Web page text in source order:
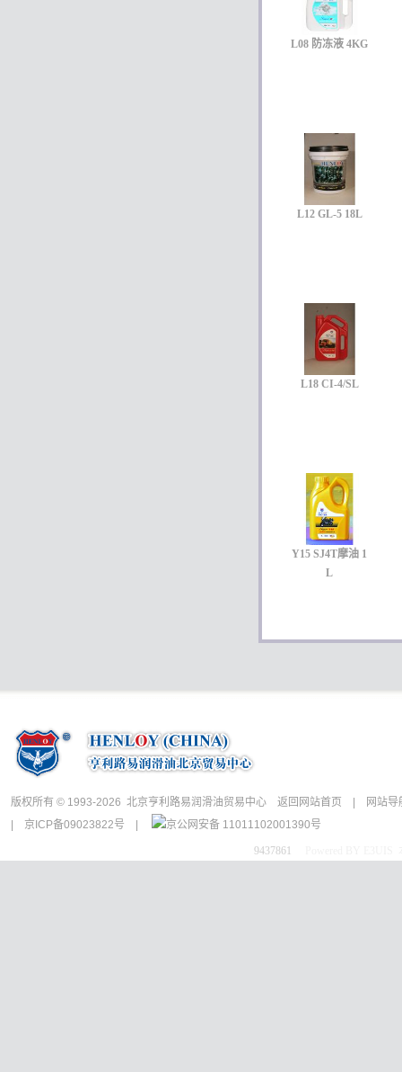
L08 防冻液 4KG
L12 GL-5 18L
L18 CI-4/SL
Y15 SJ4T摩油 1
L
版权所有 © 1993-2026 北京亨利路易润滑油贸易中心 返回网站首页
网站导
京ICP备09023822号 京公网安备 11011102001390号
9437861